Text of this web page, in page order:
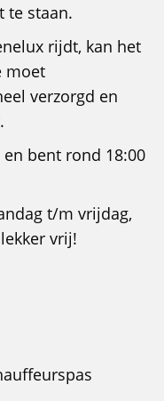
te staan.
rijdt, kan het
moet
verzorgd en
en bent rond 18:00
t/m vrijdag,
vrij!